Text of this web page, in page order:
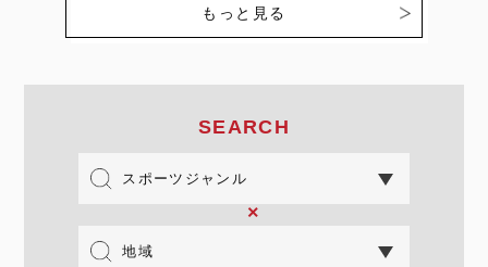
SEARCH
×
別な意味を持つ。 前年度
王者…
もっと見る